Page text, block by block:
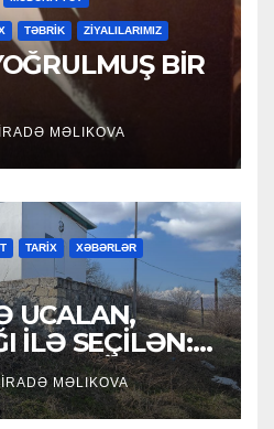
TƏBRİK ZİYALILARIMIZ
BİR
İRADƏ MƏLIKOVA
TARİX XƏBƏRLƏR
UCALAN,
İLƏ SEÇİLƏN:
QULİYEV
İRADƏ MƏLIKOVA